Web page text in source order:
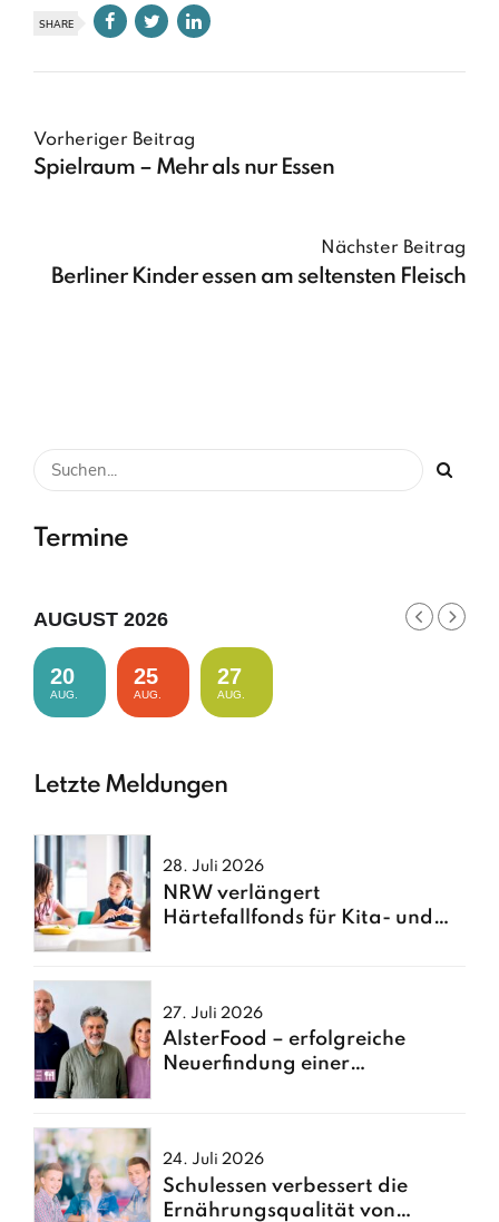
SHARE
Vorheriger Beitrag
Spielraum – Mehr als nur Essen
Nächster Beitrag
Berliner Kinder essen am seltensten Fleisch
Termine
AUGUST 2026
20
AUG.
25
AUG.
27
AUG.
Letzte Meldungen
28. Juli 2026
NRW verlängert
Härtefallfonds für Kita- und
27. Juli 2026
AlsterFood – erfolgreiche
Neuerfindung einer
24. Juli 2026
Schulessen verbessert die
Ernährungsqualität von